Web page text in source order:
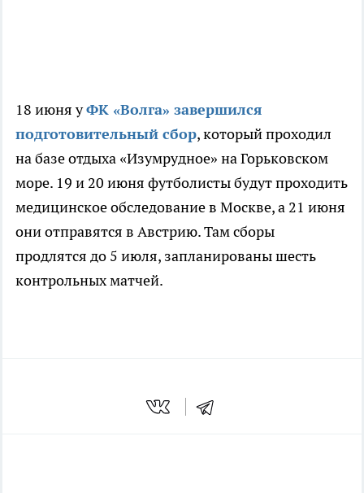
18 июня уФК «Волга» завершился
подготовительный сбор, который проходил
на базе отдыха «Изумрудное» на Горьковском
море. 19 и 20 июня футболисты будут проходить
медицинское обследование в Москве, а 21 июня
они отправятся в Австрию. Там сборы
продлятся до 5 июля, запланированы шесть
контрольных матчей.